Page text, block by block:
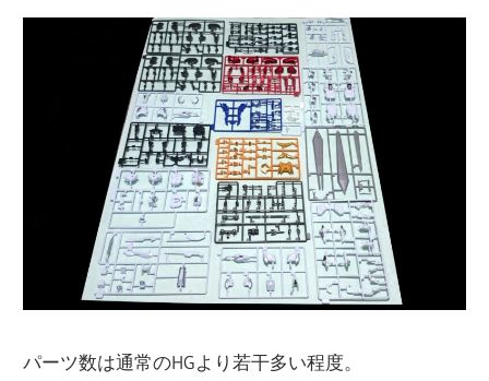
パーツ数は通常のHGより若干多い程度。